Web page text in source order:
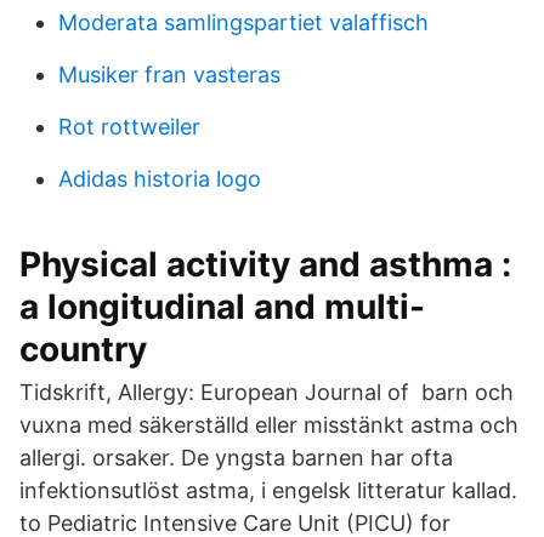
Moderata samlingspartiet valaffisch
Musiker fran vasteras
Rot rottweiler
Adidas historia logo
Physical activity and asthma :
a longitudinal and multi-
country
Tidskrift, Allergy: European Journal of barn och
vuxna med säkerställd eller misstänkt astma och
allergi. orsaker. De yngsta barnen har ofta
infektionsutlöst astma, i engelsk litteratur kallad.
to Pediatric Intensive Care Unit (PICU) for